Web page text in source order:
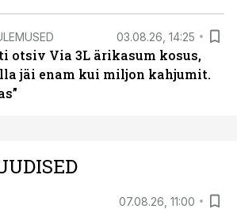
03.08.26, 14:25
otsiv Via 3L ärikasum kosus,
jäi enam kui miljon kahjumit.
07.08.26, 11:00